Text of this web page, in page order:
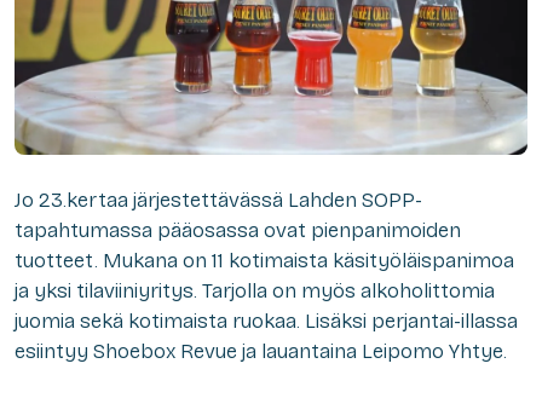
Jo 23.kertaa järjestettävässä Lahden SOPP-
tapahtumassa pääosassa ovat pienpanimoiden
tuotteet. Mukana on 11 kotimaista käsityöläispanimoa
ja yksi tilaviiniyritys. Tarjolla on myös alkoholittomia
juomia sekä kotimaista ruokaa. Lisäksi perjantai-illassa
esiintyy Shoebox Revue ja lauantaina Leipomo Yhtye.